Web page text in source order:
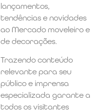
lançamentos,
tendências e novidades
ao Mercado moveleiro e
de decorações.
Trazendo conteúdo
relevante para seu
público e imprensa
especializada garante a
todos os visitantes